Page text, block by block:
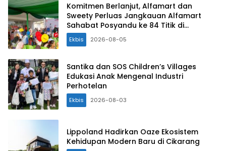
Komitmen Berlanjut, Alfamart dan
Sweety Perluas Jangkauan Alfamart
Sahabat Posyandu ke 84 Titik di
Indonesia
Ekbis 2026-08-05
Santika dan SOS Children’s Villages
Edukasi Anak Mengenal Industri
Perhotelan
Ekbis 2026-08-03
Lippoland Hadirkan Oaze Ekosistem
Kehidupan Modern Baru di Cikarang